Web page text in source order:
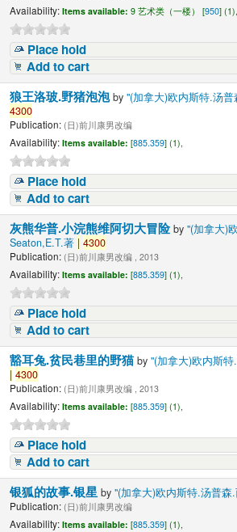
Availability: Items available: 9 艺术类（一楼） [950] (1),
Place hold
Add to cart
狼王洛玻.野猪泡泡by"(加拿大)欧内斯特.汤
4300
Publication: (日)前川康男改编
Availability: Items available: [885.359] (1),
Place hold
Add to cart
灰熊华普.小浣熊维阿切大冒险by"(加拿大)
Seaton,E.T.著 | 4300
Publication: (日)前川康男改编 , 2013
Availability: Items available: [885.359] (1),
Place hold
Add to cart
豁耳兔.贫民巷里的野猫by"(加拿大)欧内斯
| 4300
Publication: (日)前川康男改编 , 2013
Availability: Items available: [885.359] (1),
Place hold
Add to cart
银狐的故事.银星by"(加拿大)欧内斯特.汤普森
Publication: (日)前川康男改编
Availability: Items available: [885.359] (1),